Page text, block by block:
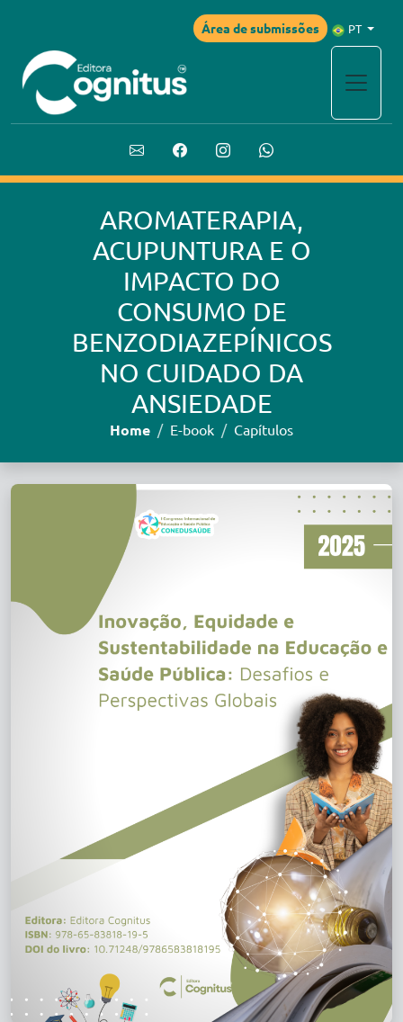
Área de submissões PT
AROMATERAPIA,
ACUPUNTURA E O
IMPACTO DO
CONSUMO DE
BENZODIAZEPÍNICOS
NO CUIDADO DA
ANSIEDADE
Home E-book Capítulos